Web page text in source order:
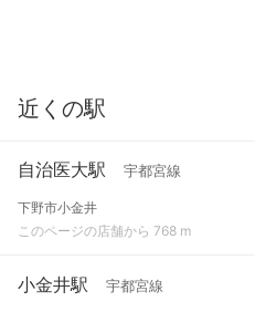
近くの駅
自治医大駅 宇都宮線
下野市小金井
このページの店舗から 768 m
小金井駅 宇都宮線